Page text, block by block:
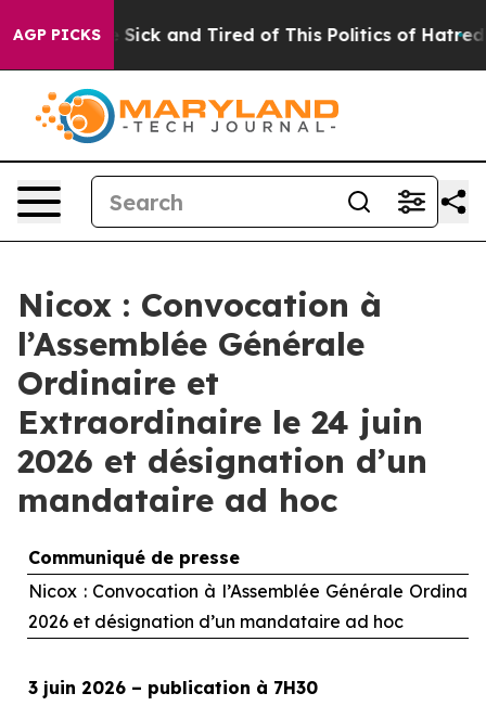
AGP PICKS
Are Sick and Tired of This Politics of Hatred” The
Nicox : Convocation à
l’Assemblée Générale
Ordinaire et
Extraordinaire le 24 juin
2026 et désignation d’un
mandataire ad hoc
Communiqué de presse
Nicox : Convocation à l’Assemblée Générale
2026 et désignation d’un mandataire ad hoc
3 juin 2026 – publication à 7H30